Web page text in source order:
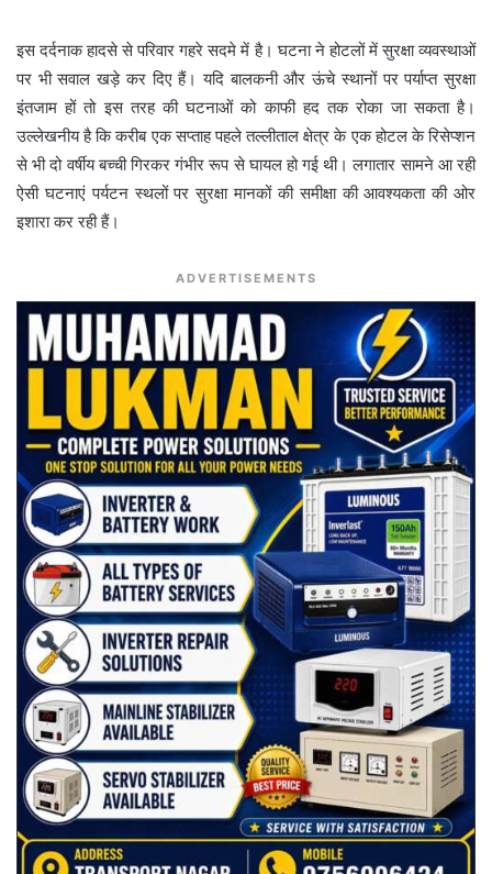
इस दर्दनाक हादसे से परिवार गहरे सदमे में है। घटना ने होटलों में सुरक्षा व्यवस्थाओं
पर भी सवाल खड़े कर दिए हैं। यदि बालकनी और ऊंचे स्थानों पर पर्याप्त सुरक्षा
इंतजाम हों तो इस तरह की घटनाओं को काफी हद तक रोका जा सकता है।
उल्लेखनीय है कि करीब एक सप्ताह पहले तल्लीताल क्षेत्र के एक होटल के रिसेप्शन
से भी दो वर्षीय बच्ची गिरकर गंभीर रूप से घायल हो गई थी। लगातार सामने आ रही
ऐसी घटनाएं पर्यटन स्थलों पर सुरक्षा मानकों की समीक्षा की आवश्यकता की ओर
इशारा कर रही हैं।
ADVERTISEMENTS